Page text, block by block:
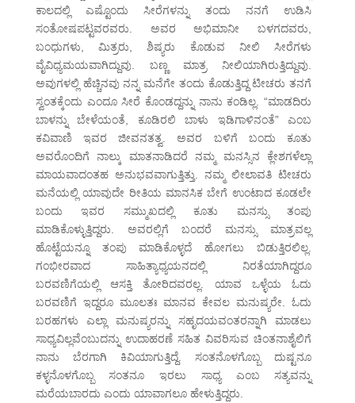
ಕಾಲದಲ್ಲಿ ಎಷ್ಟೊಂದು ಸೀರೆಗಳನ್ನು ತಂದು ನನಗೆ ಉಡಿಸಿ
ಸಂತೋಷಪಟ್ಟವರವರು. ಅವರ ಅಭಿಮಾನೀ ಬಳಗದವರು,
ಬಂಧುಗಳು, ಮಿತ್ರರು, ಶಿಷ್ಯರು ಕೊಡುವ ನೀಲಿ ಸೀರೆಗಳು
ವೈವಿಧ್ಯಮಯವಾಗಿದ್ದುವು. ಬಣ್ಣ ಮಾತ್ರ ನೀಲಿಯಾಗಿರುತ್ತಿದ್ದುವು.
ಅವುಗಳಲ್ಲಿ ಹೆಚ್ಚಿನವು ನನ್ನ ಮನೆಗೇ ತಂದು ಕೊಡುತ್ತಿದ್ದ ಟೀಚರು ತನಗೆ
ಸ್ವಂತಕ್ಕೆಂದು ಎಂದೂ ಸೀರೆ ಕೊಂಡದ್ದನ್ನು ನಾನು ಕಂಡಿಲ್ಲ. “ಮಾಡದಿರು
ಬಾಳನ್ನು ಬೇಳೆಯಂತೆ, ಕೂಡಿರಲಿ ಬಾಳು ಇಡಿಗಾಳಿನಂತೆ” ಎಂಬ
ಕವಿವಾಣಿ ಇವರ ಜೀವನತತ್ವ. ಅವರ ಬಳಿಗೆ ಬಂದು ಕೂತು
ಅವರೊಂದಿಗೆ ನಾಲ್ಕು ಮಾತನಾಡಿದರೆ ನಮ್ಮ ಮನಸ್ಸಿನ ಕ್ಲೇಶಗಳೆಲ್ಲಾ
ಮಾಯವಾದಂತಹ ಅನುಭವವಾಗುತ್ತಿತ್ತು. ನಮ್ಮ ಲೀಲಾವತಿ ಟೀಚರು
ಮನೆಯಲ್ಲಿ ಯಾವುದೇ ರೀತಿಯ ಮಾನಸಿಕ ಬೇಗೆ ಉಂಟಾದ ಕೂಡಲೇ
ಬಂದು ಇವರ ಸಮ್ಮುಖದಲ್ಲಿ ಕೂತು ಮನಸ್ಸು ತಂಪು
ಮಾಡಿಕೊಳ್ಳುತ್ತಿದ್ದರು. ಅವರಲ್ಲಿಗೆ ಬಂದರೆ ಮನಸ್ಸು ಮಾತ್ರವಲ್ಲ
ಹೊಟ್ಟೆಯನ್ನೂ ತಂಪು ಮಾಡಿಕೊಳ್ಳದೆ ಹೋಗಲು ಬಿಡುತ್ತಿರಲಿಲ್ಲ.
ಗಂಭೀರವಾದ ಸಾಹಿತ್ಯಾಧ್ಯಯನದಲ್ಲಿ ನಿರತೆಯಾಗಿದ್ದರೂ
ಬರವಣಿಗೆಯಲ್ಲಿ ಆಸಕ್ತಿ ತೋರಿದವರಲ್ಲ. ಯಾವ ಒಳ್ಳೆಯ ಓದು
ಬರವಣಿಗೆ ಇದ್ದರೂ ಮೂಲತಃ ಮಾನವ ಕೇವಲ ಮನುಷ್ಯರೇ. ಓದು
ಬರಹಗಳು ಎಲ್ಲಾ ಮನುಷ್ಯರನ್ನು ಸಹೃದಯವಂತರನ್ನಾಗಿ ಮಾಡಲು
ಸಾಧ್ಯವಿಲ್ಲವೆಂಬುದನ್ನು ಉದಾಹರಣೆ ಸಹಿತ ವಿವರಿಸುವ ಚಿಂತನಾಶೈಲಿಗೆ
ನಾನು ಬೆರಗಾಗಿ ಕಿವಿಯಾಗುತ್ತಿದ್ದೆ. ಸಂತನೊಳಗೊಬ್ಬ ದುಷ್ಟನೂ
ಕಳ್ಳನೊಳಗೊಬ್ಬ ಸಂತನೂ ಇರಲು ಸಾಧ್ಯ ಎಂಬ ಸತ್ಯವನ್ನು
ಮರೆಯಬಾರದು ಎಂದು ಯಾವಾಗಲೂ ಹೇಳುತ್ತಿದ್ದರು.